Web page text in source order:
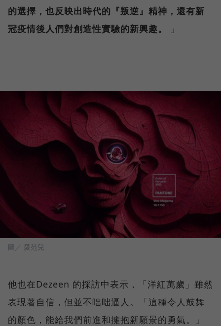
的選擇，也反映出時代的『叛逆』精神，還有新
冠疫情後人們對創造性實驗的新興趣。
」
圖／ 愛范兒
他也在Dezeen 的採訪中表示，「洋紅萬歲」雖然
表現著自信，但並不咄咄逼人。「這種令人鼓舞
的顏色，能給我們前進和擁抱新願景的勇氣。」